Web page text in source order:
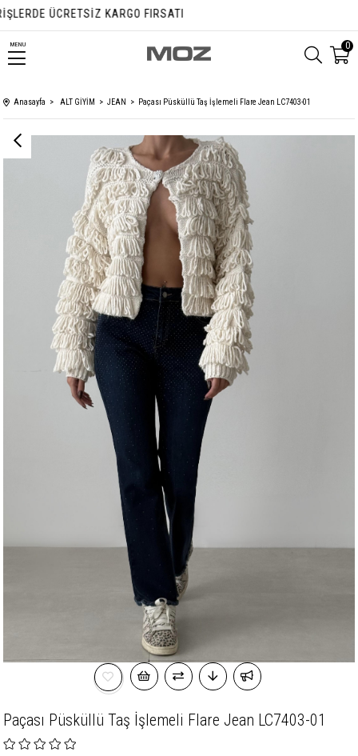
ÜCRETSIZ KARGO FIRSATI
MENU 0
Anasayfa ALT GİYİM JEAN Paçası Püsküllü Taş İşlemeli Flare Jean LC7403-01
Paçası Püsküllü Taş İşlemeli Flare Jean LC7403-01